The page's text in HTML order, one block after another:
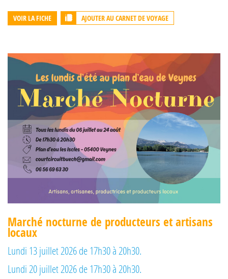
VOIR LA FICHE AJOUTER AU CARNET DE VOYAGE
Marché nocturne de producteurs et artisans
locaux
Lundi 13 juillet 2026 de 17h30 à 20h30.
Lundi 20 juillet 2026 de 17h30 à 20h30.